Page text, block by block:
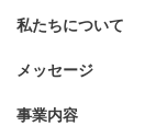
私たちについて
メッセージ
事業内容